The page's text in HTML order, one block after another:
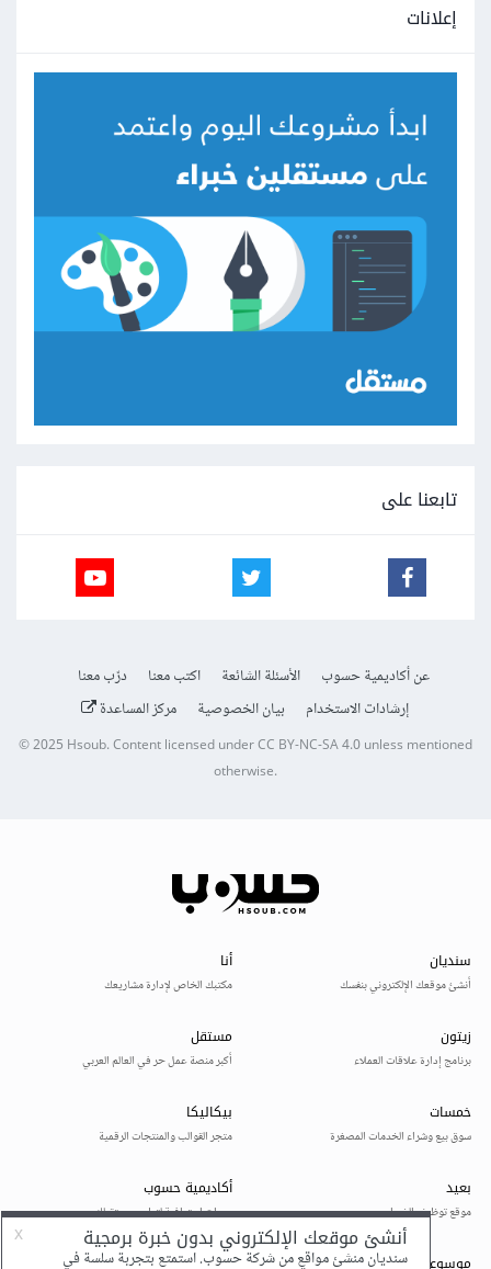
إعلانات
تابعنا على
عن أكاديمية حسوب الأسئلة الشائعة اكتب معنا
درّب معنا
إرشادات الاستخدام
بيان الخصوصية مركز المساعدة
© 2025Hsoub.Content licensed underCC BY-NC-SA 4.0unless mentioned
otherwise.